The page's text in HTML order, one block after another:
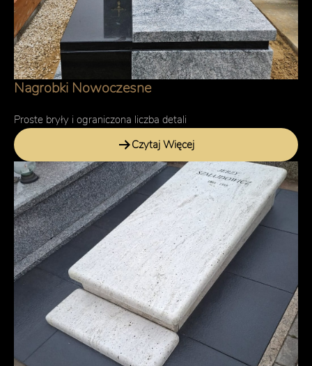
Nagrobki Nowoczesne
Proste bryły i ograniczona liczba detali
Czytaj Więcej